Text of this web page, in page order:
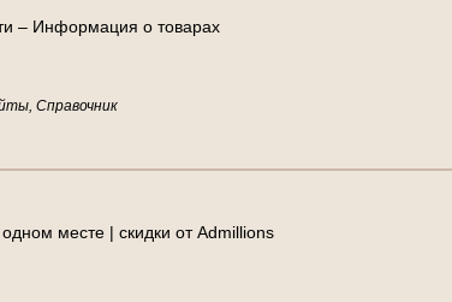
и – Информация о товарах
Справочник
одном месте | скидки от Admillions